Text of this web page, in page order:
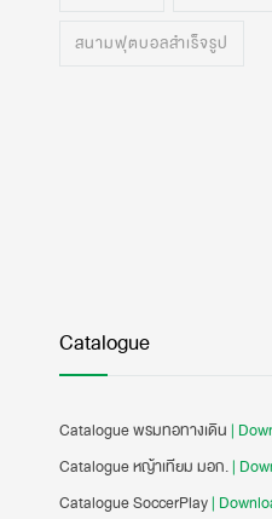
สนามฟุตบอลสำเร็จรูป
Catalogue
Catalogue พรมทอทางเดิน |
Catalogue หญ้าเทียม มอก.|
Catalogue SoccerPlay|